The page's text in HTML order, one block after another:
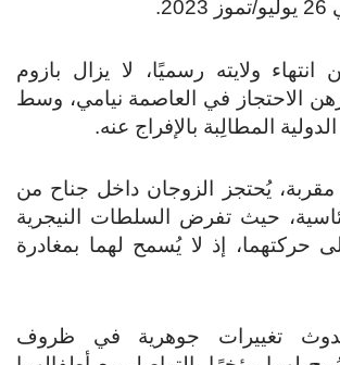
ولايته رسميًا، لا يزال بازوم
الاحتجاز في العاصمة نيامي، وسط
المطالِبة بالإفراج عنه.
يُحتجز الزوجان داخل جناح من
حيث تفرض السلطات النيجرية
حركتهما، إذ لا يُسمح لهما بمغادرة
تغييرات جوهرية في ظروف